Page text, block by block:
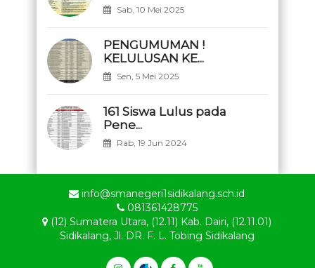
Sab, 10 Mei 2025
PENGUMUMAN !
KELULUSAN KE...
Sen, 5 Mei 2025
161 Siswa Lulus pada
Pene...
Rab, 19 Jun 2024
info@smanegeri1sidikalang.sch.id
081361428775
(12) Sumatera Utara, (12.11) Kab. Dairi, (12.11.01)
Sidikalang, Jl. DR. F. L. Tobing Sidikalang